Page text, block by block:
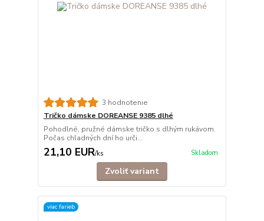
3 hodnotenie
Tričko dámske DOREANSE 9385 dlhé
Pohodlné, pružné dámske tričko s dlhým rukávom.
Počas chladných dní ho urči...
21,10 EUR/ks Skladom
Zvoliť variant
viac farieb